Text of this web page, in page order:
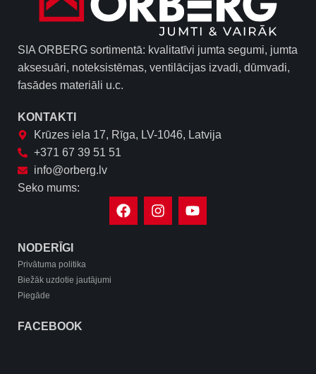
SIA ORBERG sortimentā: kvalitatīvi jumta segumi, jumta
aksesuāri, noteksistēmas, ventilācijas izvadi, dūmvadi,
fasādes materiāli u.c.
KONTAKTI
Krūzes iela 17, Rīga, LV-1046, Latvija
+371 67 39 51 51
info@orberg.lv
Seko mums:
NODERĪGI
Privātuma politika
Biežāk uzdotie jautājumi
Piegāde
FACEBOOK